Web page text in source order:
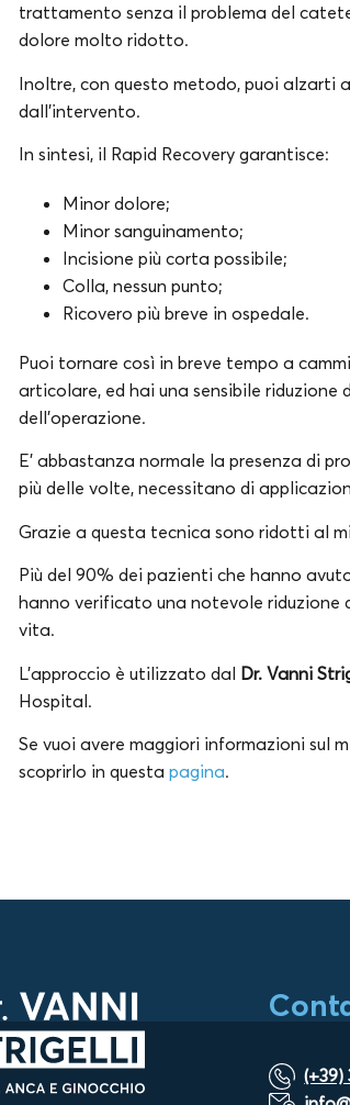
trattamento senza il problema del
dolore molto ridotto.
Inoltre, con questo metodo, puoi alzarti
dall’intervento.
In sintesi, il Rapid Recovery garantisce:
Minor dolore;
Minor sanguinamento;
Incisione più corta possibile;
Colla, nessun punto;
Ricovero più breve in ospedale.
Puoi tornare così in breve tempo a
articolare, ed hai una sensibile
dell’operazione.
E’ abbastanza normale la presenza di
più delle volte, necessitano di
Grazie a questa tecnica sono ridotti al
Più del 90% dei pazienti che hanno
hanno verificato una notevole
vita.
L’approccio è utilizzato dal Dr. Vanni
Hospital.
Se vuoi avere maggiori informazioni sul
scoprirlo in questa pagina.
(+39)